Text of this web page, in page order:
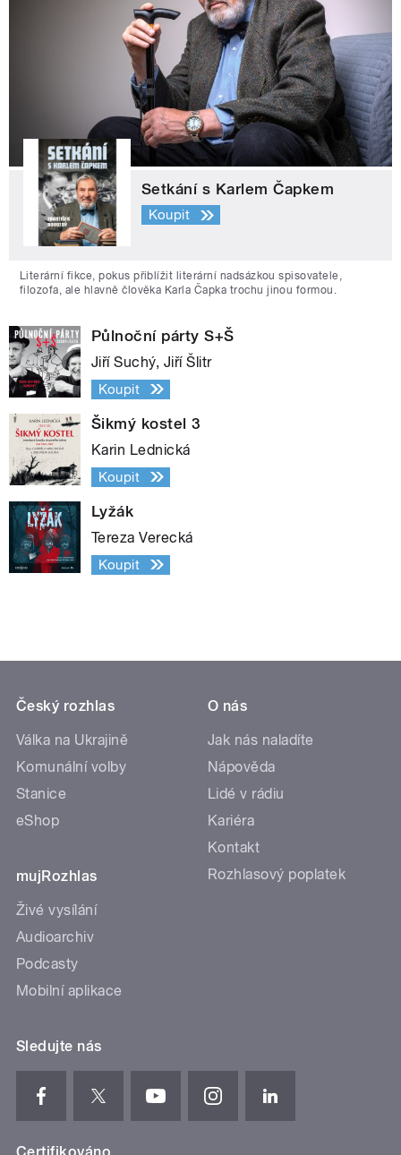
Setkání s Karlem Čapkem
Koupit
Literární fikce, pokus přiblížit literární nadsázkou spisovatele,
filozofa, ale hlavně člověka Karla Čapka trochu jinou formou.
Půlnoční párty S+Š
Jiří Suchý, Jiří Šlitr
Koupit
Šikmý kostel 3
Karin Lednická
Koupit
Lyžák
Tereza Verecká
Koupit
Český rozhlas
Válka na Ukrajině
Komunální volby
Stanice
eShop
mujRozhlas
Živé vysílání
Audioarchiv
Podcasty
Mobilní aplikace
O nás
Jak nás naladíte
Nápověda
Lidé v rádiu
Kariéra
Kontakt
Rozhlasový poplatek
Sledujte nás